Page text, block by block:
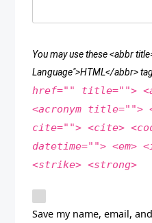
You may use these <abbr
Language">HTML</abbr>
href="" title="">
<acronym title="">
cite=""> <cite>
datetime=""> <em>
<strike> <strong>
Save my name, email,